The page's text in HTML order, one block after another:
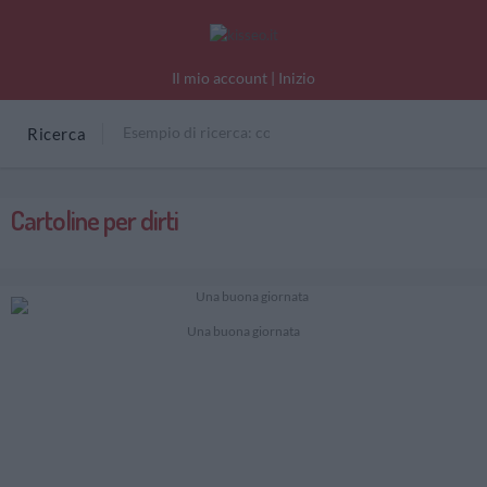
Il mio account | Inizio
Ricerca
Cartoline per dirti
Una buona giornata